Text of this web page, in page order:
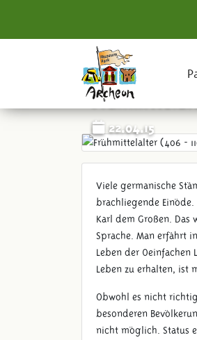
22.04.15
Viele germanische
brachliegende
Karl dem Großen.
Sprache. Man erfährt
Leben der ‚einfachen
Leben zu erhalten, ist
Obwohl es nicht
besonderen
nicht möglich. Status